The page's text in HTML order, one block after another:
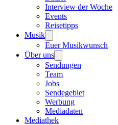
Interview der Woche
Events
Reisetipps
Musik
Euer Musikwunsch
Über uns
Sendungen
Team
Jobs
Sendegebiet
Werbung
Mediadaten
Mediathek